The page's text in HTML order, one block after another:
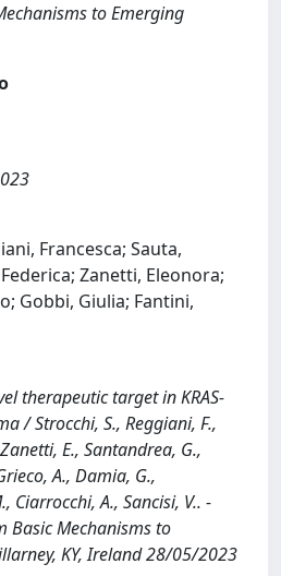
to Emerging
Francesca; Sauta,
Zanetti, Eleonora;
Gobbi, Giulia; Fantini,
therapeutic target in KRAS-
/ Strocchi, S., Reggiani, F.,
E., Santandrea, G.,
A., Damia, G.,
Ciarrocchi, A., Sancisi, V.. -
Basic Mechanisms to
KY, Ireland 28/05/2023